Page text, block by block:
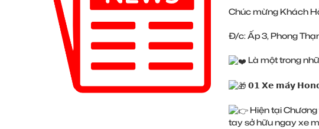
Chúc mừng Khách
Đ/c: Ấp 3, Phong
Là một trong
𝟬𝟭 𝗫𝗲 𝗺𝗮́𝘆
Hiện tại
tay sở hữu ngay xe